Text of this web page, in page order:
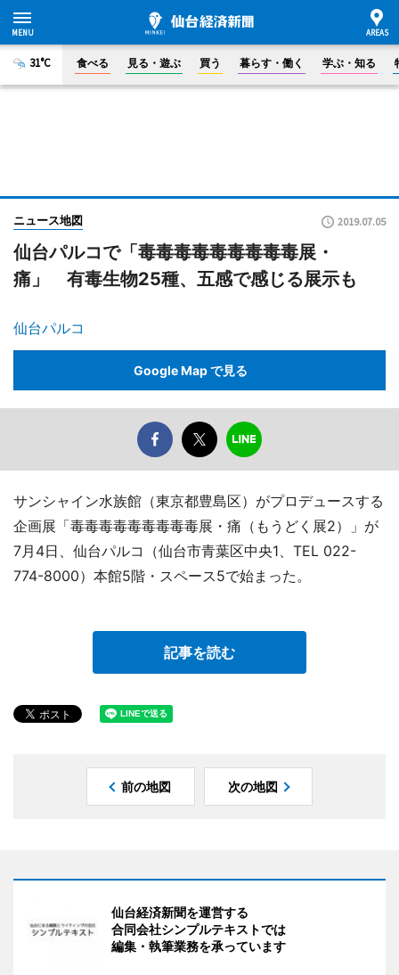
31°C 食べる 見る・遊ぶ 買う 暮らす・働く 学ぶ・知る
ニュース地図 2019.07.05
仙台パルコで「毒毒毒毒毒毒毒毒毒展・
痛」 有毒生物25種、五感で感じる展示も
仙台パルコ
Google Map で見る
サンシャイン水族館（東京都豊島区）がプロデュースする
企画展「毒毒毒毒毒毒毒毒毒展・痛（もうどく展2）」が
7月4日、仙台パルコ（仙台市青葉区中央1、TEL 022-
774-8000）本館5階・スペース5で始まった。
記事を読む
前の地図 次の地図
仙台経済新聞を運営する
合同会社シンプルテキストでは
編集・執筆業務を承っています